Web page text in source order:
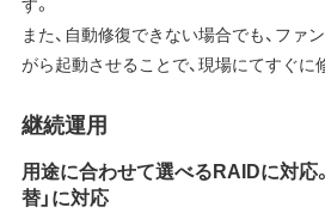
また、自動修復できない場合でも、ファ
がら起動させることで、現場にてすぐに
継続運用
用途に合わせて選べるRAIDに対応
替」に対応